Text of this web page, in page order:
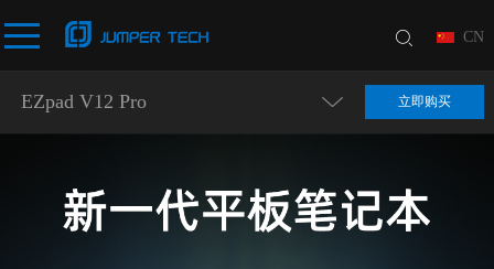
CN
立即购买
EZpad V12 Pro